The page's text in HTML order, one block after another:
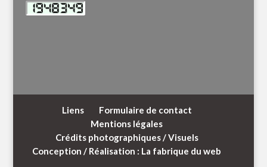
Liens
Formulaire de contact
Mentions légales
Crédits photographiques / Visuels
Conception / Réalisation : La fabrique du web